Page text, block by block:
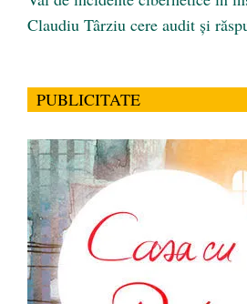
Claudiu Târziu cere audit și
PUBLICITATE